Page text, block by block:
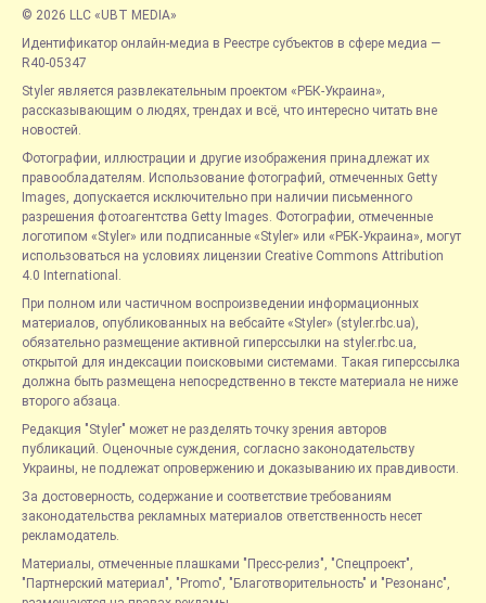
© 2026 LLC «UBT MEDIA»
Идентификатор онлайн-медиа в Реестре субъектов в сфере медиа —
R40-05347
Styler является развлекательным проектом «РБК-Украина»,
рассказывающим о людях, трендах и всё, что интересно читать вне
новостей.
Фотографии, иллюстрации и другие изображения принадлежат их
правообладателям. Использование фотографий, отмеченных Getty
Images, допускается исключительно при наличии письменного
разрешения фотоагентства Getty Images. Фотографии, отмеченные
логотипом «Styler» или подписанные «Styler» или «РБК-Украина», могут
использоваться на условиях лицензии Creative Commons Attribution
4.0 International.
При полном или частичном воспроизведении информационных
материалов, опубликованных на вебсайте «Styler» (styler.rbc.ua),
обязательно размещение активной гиперссылки на styler.rbc.ua,
открытой для индексации поисковыми системами. Такая гиперссылка
должна быть размещена непосредственно в тексте материала не ниже
второго абзаца.
Редакция "Styler" может не разделять точку зрения авторов
публикаций. Оценочные суждения, согласно законодательству
Украины, не подлежат опровержению и доказыванию их правдивости.
За достоверность, содержание и соответствие требованиям
законодательства рекламных материалов ответственность несет
рекламодатель.
Материалы, отмеченные плашками "Пресс-релиз", "Спецпроект",
"Партнерский материал", "Promo", "Благотворительность" и "Резонанс",